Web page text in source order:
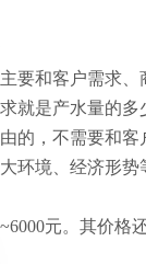
要和客户需求、
就是产水量的
的，不需要和
环境、经济形
元。其价格